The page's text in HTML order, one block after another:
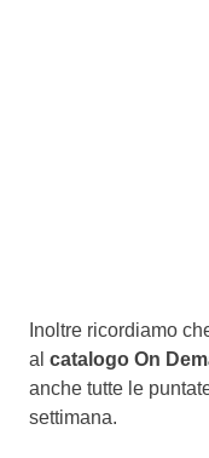
Inoltre ricordiamo
al catalogo On
anche tutte le
settimana.